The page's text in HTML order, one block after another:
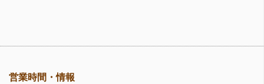
営業時間・情報